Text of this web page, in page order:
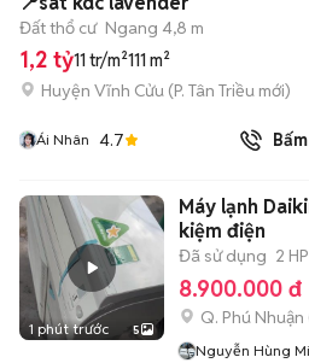
Đất thổ cư Ngang 4,8 m
1,2 tỷ11 tr/m²111 m²
Huyện Vĩnh Cửu (P. Tân Triều mới)
Ái Nhân 4.7
1 phút trước 5
Máy lạnh
kiệm điện
Đã sử dụng 2
8.900.000 đ
Q. Phú Nhuận
Nguyễn Hùng